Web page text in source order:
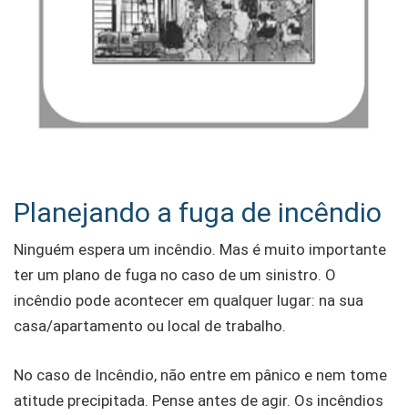
Planejando a fuga de incêndio
Ninguém espera um incêndio. Mas é muito importante
ter um plano de fuga no caso de um sinistro. O
incêndio pode acontecer em qualquer lugar: na sua
casa/apartamento ou local de trabalho.
No caso de Incêndio, não entre em pânico e nem tome
atitude precipitada. Pense antes de agir. Os incêndios